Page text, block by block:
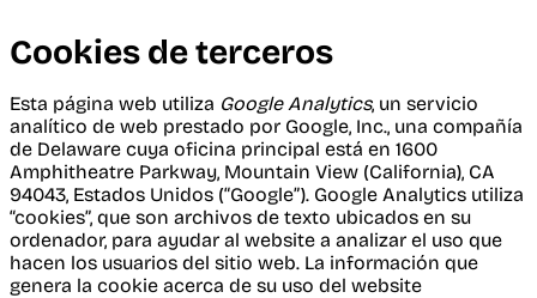
Cookies de terceros
Esta página web utiliza Google Analytics, un servicio
analítico de web prestado por Google, Inc., una compañía
de Delaware cuya oficina principal está en 1600
Amphitheatre Parkway, Mountain View (California), CA
94043, Estados Unidos (“Google”). Google Analytics utiliza
“cookies”, que son archivos de texto ubicados en su
ordenador, para ayudar al website a analizar el uso que
hacen los usuarios del sitio web. La información que
genera la cookie acerca de su uso del website